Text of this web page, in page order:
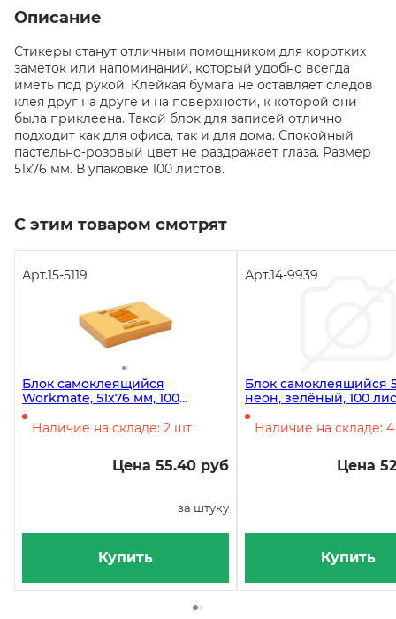
Описание
Стикеры станут отличным помощником для коротких
заметок или напоминаний, который удобно всегда
иметь под рукой. Клейкая бумага не оставляет следов
клея друг на друге и на поверхности, к которой они
была приклеена. Такой блок для записей отлично
подходит как для офиса, так и для дома. Спокойный
пастельно-розовый цвет не раздражает глаза. Размер
51х76 мм. В упаковке 100 листов.
С этим товаром смотрят
Арт.15-5119
Блок самоклеящийся
Workmate, 51х76 мм, 100
листов, неоново-оранжевый
Наличие на складе: 2 шт
Цена 55.40 руб
за штуку
Купить
Арт.14-9939
Блок самоклеящийся
неон, зелёный, 100
Attache Economy *12/
Наличие на складе: 4
Цена
Купить